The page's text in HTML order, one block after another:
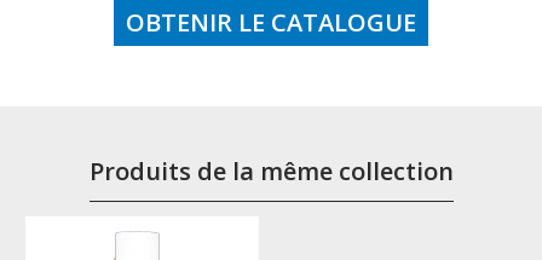
OBTENIR LE CATALOGUE
Produits de la même collection